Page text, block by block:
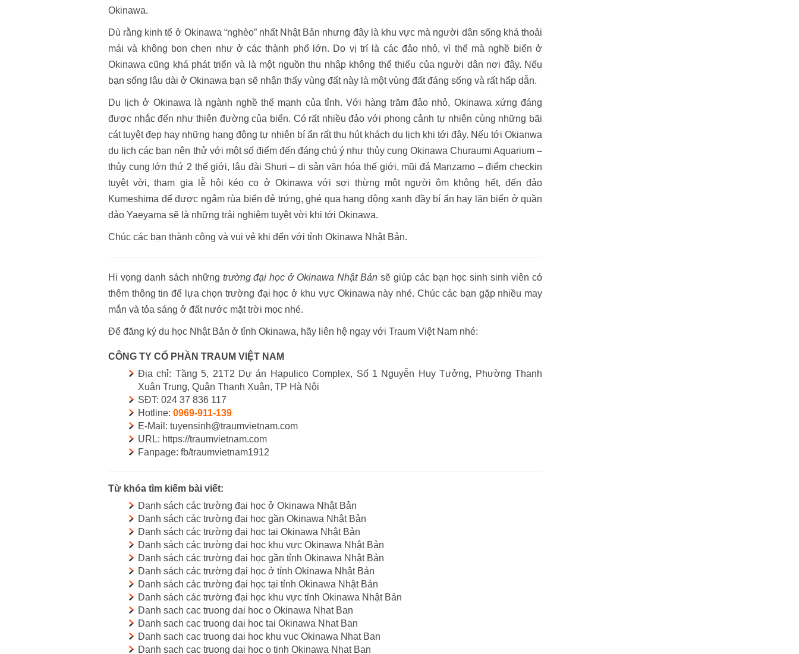
Okinawa.
Dù rằng kinh tế ở Okinawa “nghèo” nhất Nhật Bản nhưng đây là khu vực mà người dân sống khá thoải
mái và không bon chen như ở các thành phố lớn. Do vị trí là các đảo nhỏ, vì thế mà nghề biển ở
Okinawa cũng khá phát triển và là một nguồn thu nhập không thể thiếu của người dân nơi đây. Nếu
bạn sống lâu dài ở Okinawa bạn sẽ nhận thấy vùng đất này là một vùng đất đáng sống và rất hấp dẫn.
Du lịch ở Okinawa là ngành nghề thế mạnh của tỉnh. Với hàng trăm đảo nhỏ, Okinawa xứng đáng
được nhắc đến như thiên đường của biển. Có rất nhiều đảo với phong cảnh tự nhiên cùng những bãi
cát tuyệt đẹp hay những hang động tự nhiên bí ẩn rất thu hút khách du lịch khi tới đây. Nếu tới Okianwa
du lịch các bạn nên thử với một số điểm đến đáng chú ý như thủy cung Okinawa Churaumi Aquarium –
thủy cung lớn thứ 2 thế giới, lâu đài Shuri – di sản văn hóa thế giới, mũi đá Manzamo – điểm checkin
tuyệt vời, tham gia lễ hội kéo co ở Okinawa với sợi thừng một người ôm không hết, đến đảo
Kumeshima để được ngắm rùa biển đẻ trứng, ghé qua hang động xanh đầy bí ẩn hay lặn biển ở quần
đảo Yaeyama sẽ là những trải nghiệm tuyệt vời khi tới Okinawa.
Chúc các bạn thành công và vui vẻ khi đến với tỉnh Okinawa Nhật Bản.
Hi vọng danh sách những trường đại học ở Okinawa Nhật Bảnsẽ giúp các bạn học sinh sinh viên có
thêm thông tin để lựa chọn trường đại học ở khu vực Okinawa này nhé. Chúc các bạn gặp nhiều may
mắn và tỏa sáng ở đất nước mặt trời mọc nhé.
Để đăng ký du học Nhật Bản ở tỉnh Okinawa, hãy liên hệ ngay với Traum Việt Nam nhé:
CÔNG TY CỔ PHẦN TRAUM VIỆT NAM
Địa chỉ: Tầng 5, 21T2 Dự án Hapulico Complex, Số 1 Nguyễn Huy Tưởng, Phường Thanh
Xuân Trung, Quận Thanh Xuân, TP Hà Nội
SĐT: 024 37 836 117
Hotline: 0969-911-139
E-Mail: tuyensinh@traumvietnam.com
URL: https://traumvietnam.com
Fanpage: fb/traumvietnam1912
Từ khóa tìm kiếm bài viết:
Danh sách các trường đại học ở Okinawa Nhật Bản
Danh sách các trường đại học gần Okinawa Nhật Bản
Danh sách các trường đại học tại Okinawa Nhật Bản
Danh sách các trường đại học khu vực Okinawa Nhật Bản
Danh sách các trường đại học gần tỉnh Okinawa Nhật Bản
Danh sách các trường đại học ở tỉnh Okinawa Nhật Bản
Danh sách các trường đại học tại tỉnh Okinawa Nhật Bản
Danh sách các trường đại học khu vực tỉnh Okinawa Nhật Bản
Danh sach cac truong dai hoc o Okinawa Nhat Ban
Danh sach cac truong dai hoc tai Okinawa Nhat Ban
Danh sach cac truong dai hoc khu vuc Okinawa Nhat Ban
Danh sach cac truong dai hoc o tinh Okinawa Nhat Ban